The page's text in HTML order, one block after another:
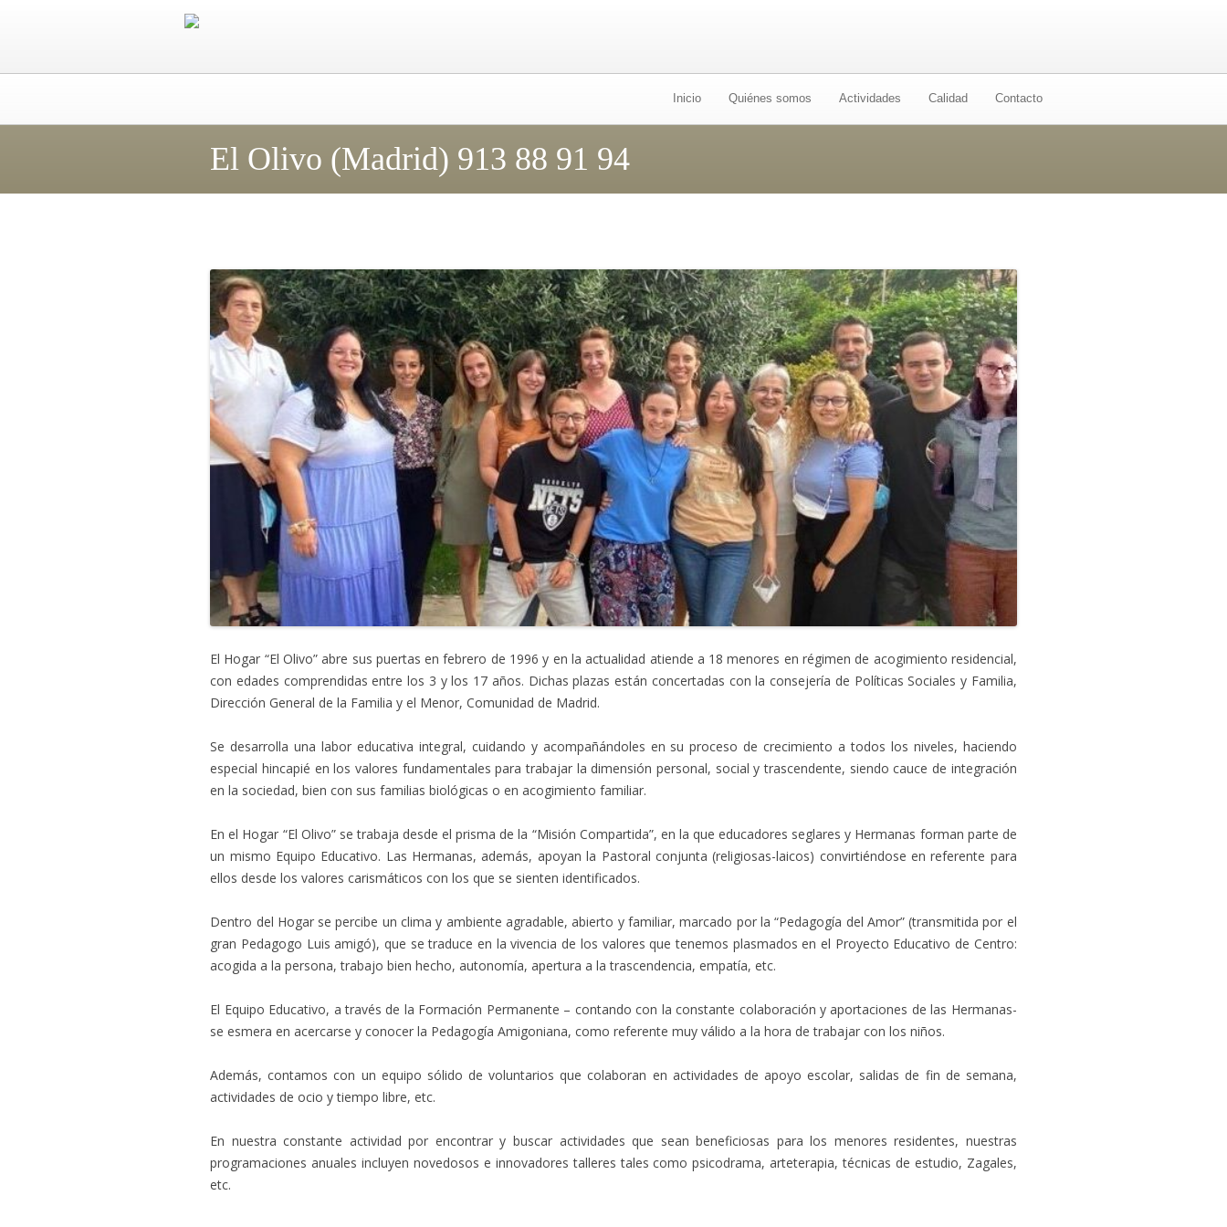
Ir
Contacto
Calidad
Actividades
Quiénes somos
Inicio
El Olivo (Madrid) 913 88 91 94
El Hogar “El Olivo” abre sus puertas en febrero de 1996 y en la actualidad atiende a 18 menores en régimen de acogimiento residencial,
con edades comprendidas entre los 3 y los 17 años. Dichas plazas están concertadas con la consejería de Políticas Sociales y Familia,
Dirección General de la Familia y el Menor, Comunidad de Madrid.
Se desarrolla una labor educativa integral, cuidando y acompañándoles en su proceso de crecimiento a todos los niveles, haciendo
especial hincapié en los valores fundamentales para trabajar la dimensión personal, social y trascendente, siendo cauce de integración
en la sociedad, bien con sus familias biológicas o en acogimiento familiar.
En el Hogar “El Olivo” se trabaja desde el prisma de la “Misión Compartida”, en la que educadores seglares y Hermanas forman parte de
un mismo Equipo Educativo. Las Hermanas, además, apoyan la Pastoral conjunta (religiosas-laicos) convirtiéndose en referente para
ellos desde los valores carismáticos con los que se sienten identificados.
Dentro del Hogar se percibe un clima y ambiente agradable, abierto y familiar, marcado por la “Pedagogía del Amor” (transmitida por el
gran Pedagogo Luis amigó), que se traduce en la vivencia de los valores que tenemos plasmados en el Proyecto Educativo de Centro:
acogida a la persona, trabajo bien hecho, autonomía, apertura a la trascendencia, empatía, etc.
El Equipo Educativo, a través de la Formación Permanente – contando con la constante colaboración y aportaciones de las Hermanas-
se esmera en acercarse y conocer la Pedagogía Amigoniana, como referente muy válido a la hora de trabajar con los niños.
Además, contamos con un equipo sólido de voluntarios que colaboran en actividades de apoyo escolar, salidas de fin de semana,
actividades de ocio y tiempo libre, etc.
En nuestra constante actividad por encontrar y buscar actividades que sean beneficiosas para los menores residentes, nuestras
programaciones anuales incluyen novedosos e innovadores talleres tales como psicodrama, arteterapia, técnicas de estudio, Zagales,
etc.